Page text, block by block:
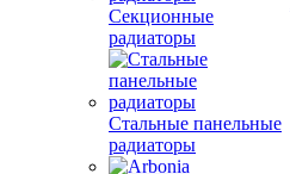
Секционные
радиаторы
Стальные панельные
радиаторы